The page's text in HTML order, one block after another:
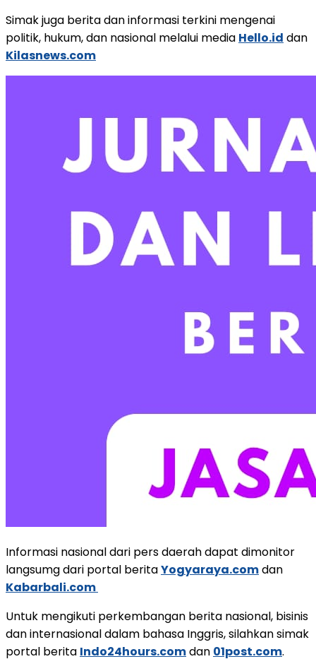
Simak juga berita dan informasi terkini mengenai
politik, hukum, dan nasional melalui media Hello.id dan
Kilasnews.com
Informasi nasional dari pers daerah dapat dimonitor
langsumg dari portal beritaYogyaraya.comdan
Kabarbali.com
Untuk mengikuti perkembangan berita nasional, bisinis
dan internasional dalam bahasa Inggris, silahkan simak
portal berita Indo24hours.comdan 01post.com.